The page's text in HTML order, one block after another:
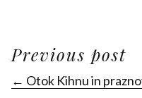
Previous post
← Otok Kihnu in